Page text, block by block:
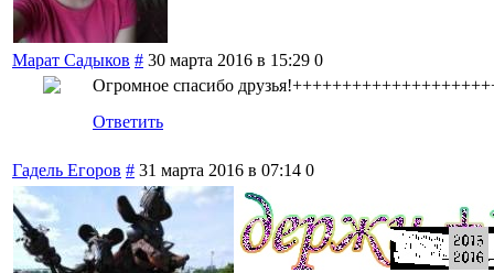
Марат Садыков # 30 марта 2016 в 15:29 0
Огромное спасибо
Ответить
Гадель Егоров # 31 марта 2016 в 07:14 0